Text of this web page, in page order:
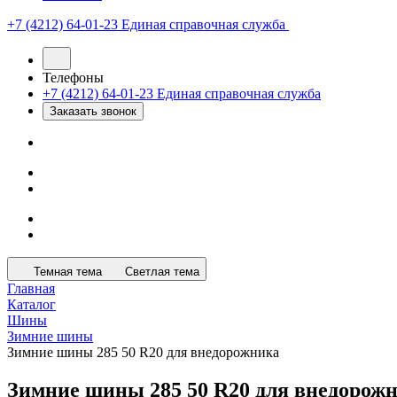
+7 (4212) 64-01-23 Единая справочная служба
Телефоны
+7 (4212) 64-01-23 Единая справочная служба
Заказать звонок
Темная тема Светлая тема
Главная
Каталог
Шины
Зимние шины
Зимние шины 285 50 R20 для внедорожника
Зимние шины 285 50 R20 для